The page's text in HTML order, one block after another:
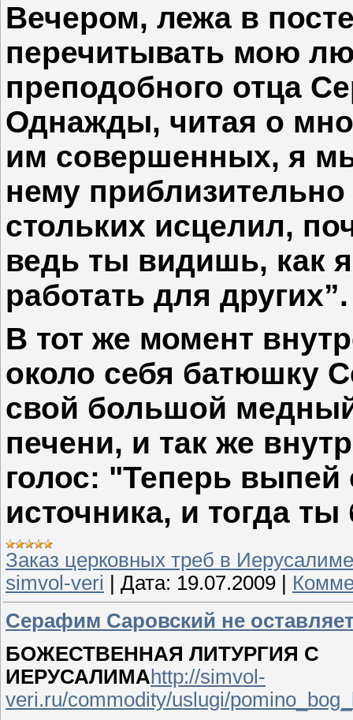
Вечером, лежа в
перечитывать мою
преподобного отца
Однажды, читая о
им совершенных, я
нему
стольких исцелил,
ведь ты видишь, как
работать для других”.
В тот же момент
около себя батюшку
свой большой
печени, и так же
голос: "Теперь выпей
источника, и тогда
Заказ церковных треб в Иерусалиме
simvol-veri
Дата: 19.07.2009
Серафим Саровский не
БОЖЕСТВЕННАЯ ЛИТУРГИЯ С
ИЕРУСАЛИМАhttp://simvol-
veri.ru/commodity/uslugi/